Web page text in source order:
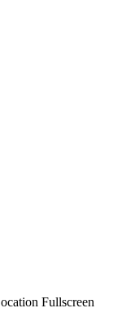
Fullscreen